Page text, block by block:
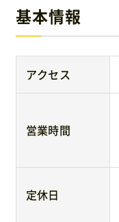
基本情報
アクセス
営業時間
定休日